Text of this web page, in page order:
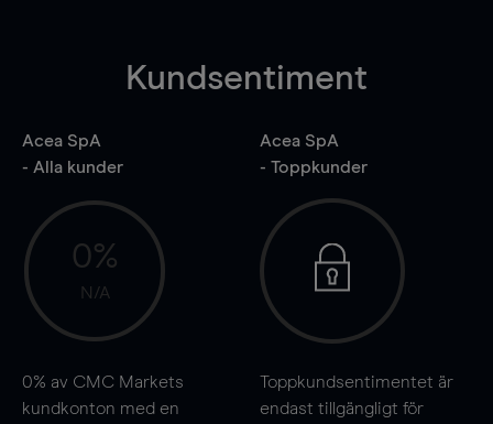
Kundsentiment
Acea SpA
- Alla kunder
0%
N/A
0% av CMC Markets
kundkonton med en
Acea SpA
- Toppkunder
Toppkundsentimentet är
endast tillgängligt för